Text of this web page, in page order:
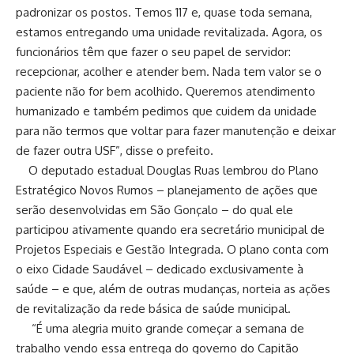
padronizar os postos. Temos 117 e, quase toda semana,
estamos entregando uma unidade revitalizada. Agora, os
funcionários têm que fazer o seu papel de servidor:
recepcionar, acolher e atender bem. Nada tem valor se o
paciente não for bem acolhido. Queremos atendimento
humanizado e também pedimos que cuidem da unidade
para não termos que voltar para fazer manutenção e deixar
de fazer outra USF”, disse o prefeito.
O deputado estadual Douglas Ruas lembrou do Plano
Estratégico Novos Rumos – planejamento de ações que
serão desenvolvidas em São Gonçalo – do qual ele
participou ativamente quando era secretário municipal de
Projetos Especiais e Gestão Integrada. O plano conta com
o eixo Cidade Saudável – dedicado exclusivamente à
saúde – e que, além de outras mudanças, norteia as ações
de revitalização da rede básica de saúde municipal.
“É uma alegria muito grande começar a semana de
trabalho vendo essa entrega do governo do Capitão